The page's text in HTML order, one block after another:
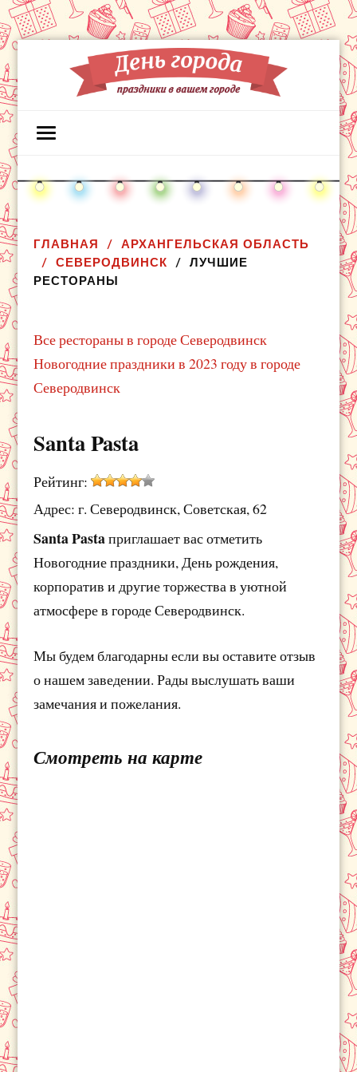
ГЛАВНАЯ
АРХАНГЕЛЬСКАЯ ОБЛАСТЬ
СЕВЕРОДВИНСК
ЛУЧШИЕ
РЕСТОРАНЫ
Все рестораны в городе Северодвинск
Новогодние праздники в 2023 году в городе
Северодвинск
Santa Pasta
Рейтинг:
Адрес: г. Северодвинск, Советская, 62
Santa Pastaприглашает вас отметить
Новогодние праздники, День рождения,
корпоратив и другие торжества в уютной
атмосфере в городе Северодвинск.
Мы будем благодарны если вы оставите отзыв
о нашем заведении. Рады выслушать ваши
замечания и пожелания.
Смотреть на карте